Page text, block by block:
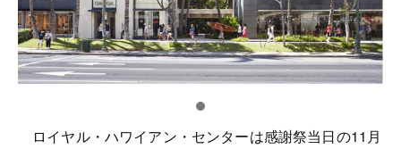
ロイヤル・ハワイアン・センターは感謝祭当日の11月